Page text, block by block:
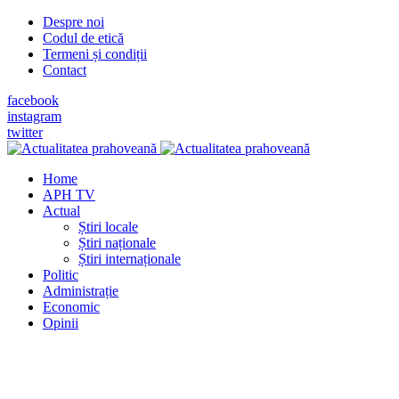
Despre noi
Codul de etică
Termeni și condiții
Contact
facebook
instagram
twitter
Home
APH TV
Actual
Știri locale
Știri naționale
Știri internaționale
Politic
Administrație
Economic
Opinii